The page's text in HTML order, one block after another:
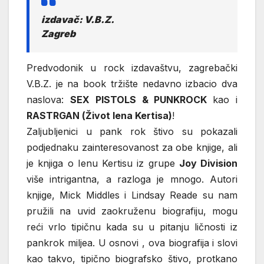
izdavač: V.B.Z.
Zagreb
Predvodonik u rock izdavaštvu, zagrebački
V.B.Z. je na book tržište nedavno izbacio dva
naslova: SEX PISTOLS & PUNKROCK kao i
RASTRGAN (Život Iena Kertisa)!
Zaljubljenici u pank rok štivo su pokazali
podjednaku zainteresovanost za obe knjige, ali
je knjiga o Ienu Kertisu iz grupe Joy Division
više intrigantna, a razloga je mnogo. Autori
knjige, Mick Middles i Lindsay Reade su nam
pružili na uvid zaokruženu biografiju, mogu
reći vrlo tipičnu kada su u pitanju ličnosti iz
pankrok miljea. U osnovi , ova biografija i slovi
kao takvo, tipično biografsko štivo, protkano